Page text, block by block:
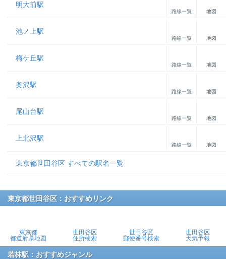
明大前駅
路線一覧 地図
池ノ上駅
路線一覧 地図
梅ケ丘駅
路線一覧 地図
奥沢駅
路線一覧 地図
尾山台駅
路線一覧 地図
上北沢駅
路線一覧 地図
東京都世田谷区 すべての駅名一覧
東京都世田谷区：おすすめリンク
東京都
都道府県地図
世田谷区
住所検索
世田谷区
郵便番号検索
世田谷区
天気予報
若林駅：おすすめジャンル